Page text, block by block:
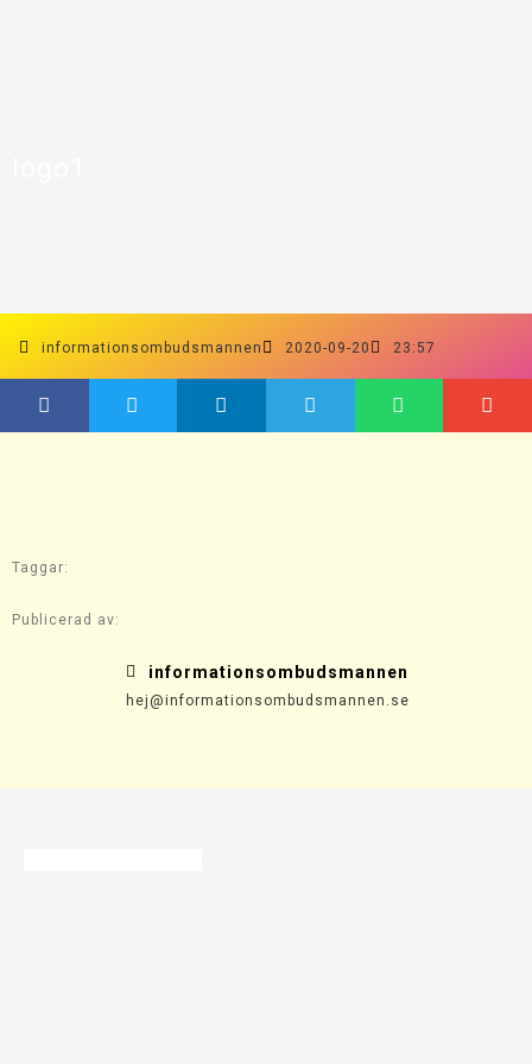
informationsombudsmannen 2020-09-20 23:57
Taggar:
Publicerad av:
informationsombudsmannen
hej@informationsombudsmannen.se